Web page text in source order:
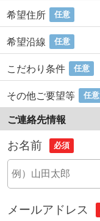
希望住所 任意
希望沿線 任意
こだわり条件 任意
その他ご要望等 任意
ご連絡先情報
お名前 必須
メールアドレス